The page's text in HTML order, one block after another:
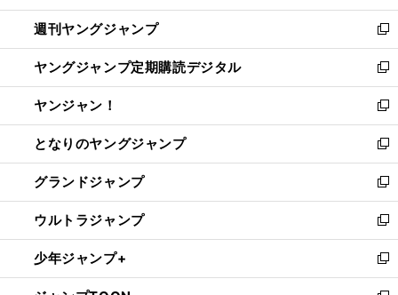
開
く
ウ
で
開
く
ン
ド
ウ
で
開
く
ウ
ィ
ン
ド
ウ
で
開
く
週刊ヤングジャンプ
新
し
い
ウ
ィ
ン
ド
ウ
で
開
く
ヤングジャンプ定期購読デジタル
新
し
い
ウ
ィ
ン
ド
ウ
で
開
く
ヤンジャン！
新
し
い
ウ
ィ
ン
ド
ウ
で
開
となりのヤングジャンプ
新
し
い
ウ
ィ
ン
ド
ウ
グランドジャンプ
新
し
い
ウ
ィ
ン
ウルトラジャンプ
新
し
い
ウ
少年ジャンプ+
新
し